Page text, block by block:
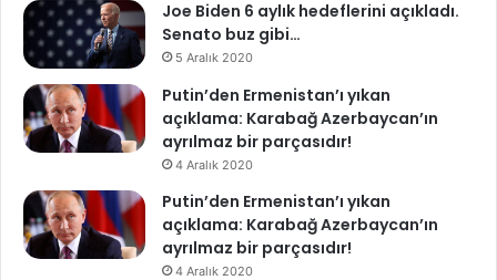
Joe Biden 6 aylık hedeflerini açıkladı.
Senato buz gibi…
5 Aralık 2020
Putin’den Ermenistan’ı yıkan
açıklama: Karabağ Azerbaycan’ın
ayrılmaz bir parçasıdır!
4 Aralık 2020
Putin’den Ermenistan’ı yıkan
açıklama: Karabağ Azerbaycan’ın
ayrılmaz bir parçasıdır!
4 Aralık 2020